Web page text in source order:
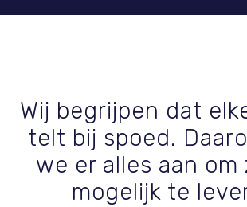
Wij begrijpen dat
telt bij spoed.
we er alles aan om
mogelijk te